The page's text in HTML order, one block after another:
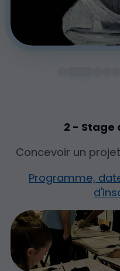
2 -
Concevoir un
Programme,